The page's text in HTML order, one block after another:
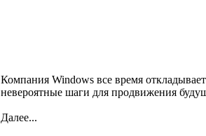
Компания Windows все время
невероятные шаги для продвижения
Далее...